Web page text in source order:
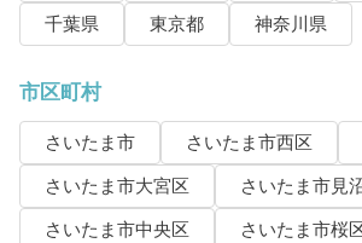
千葉県
東京都 神奈川県
市区町村
さいたま市 さいたま市西区
さいたま市大宮区
さいたま市見
さいたま市中央区
さいたま市桜